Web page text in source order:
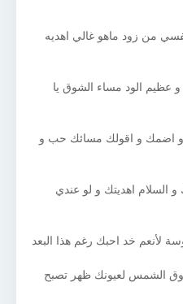
من زود ماهو غالي اهديه
و عظيم الود مساء الشوق يا
و اضمك و اقولك مسائك حب و
السلام اهديتك و لو عندي
لأنعم خد احبك رغم هذا البعد
الشمس لعيونك ظهر تصبح